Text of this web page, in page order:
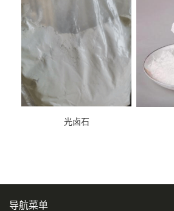
光卤石
导航菜单